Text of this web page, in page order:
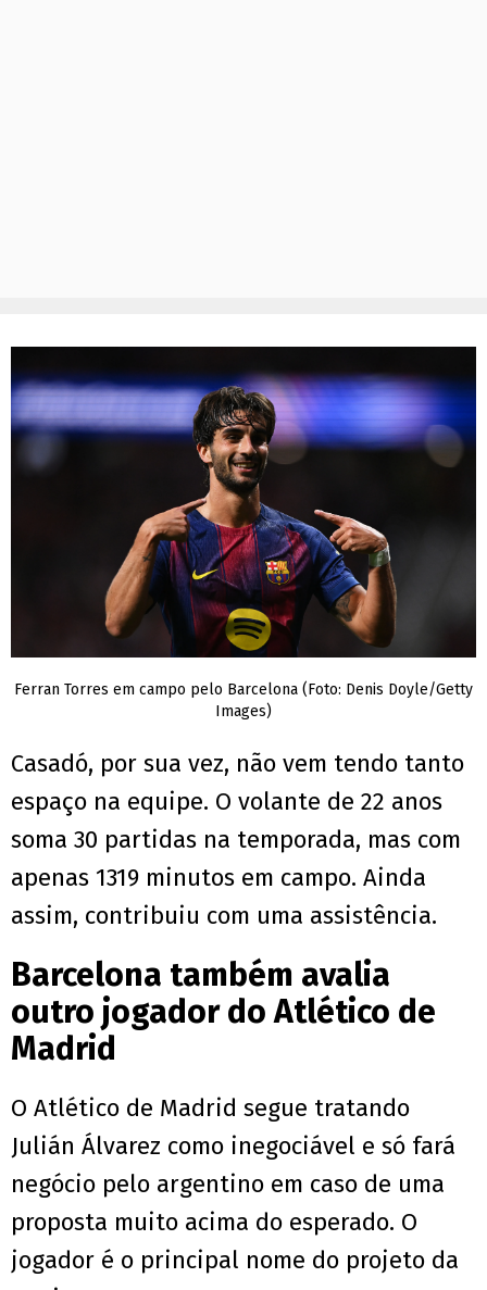
Ferran Torres em campo pelo Barcelona (Foto: Denis Doyle/Getty
Images)
Casadó, por sua vez, não vem tendo tanto
espaço na equipe. O volante de 22 anos
soma 30 partidas na temporada, mas com
apenas 1319 minutos em campo. Ainda
assim, contribuiu com uma assistência.
Barcelona também avalia
outro jogador do Atlético de
Madrid
O Atlético de Madrid segue tratando
Julián Álvarez como inegociável e só fará
negócio pelo argentino em caso de uma
proposta muito acima do esperado. O
jogador é o principal nome do projeto da